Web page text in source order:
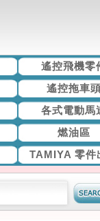
遙控飛機零
遙控拖車
各式電動馬
燃油區
TAMIYA 零件